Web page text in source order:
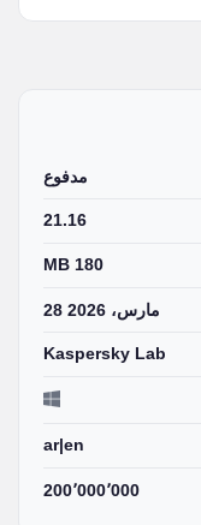
مدفوع
21.16
180 MB
28 مارس، 2026
Kaspersky Lab
ar|en
200٬000٬000